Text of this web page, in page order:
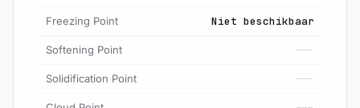
Freezing Point Niet beschikbaar
Softening Point ---
Solidification Point ---